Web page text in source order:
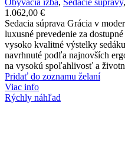
Obývacia izba, Sedacie súpravy,
1.062,00 €
Sedacia súprava Grácia v
luxusné prevedenie za
vysoko kvalitné výstelky
navrhnuté podľa najnovších
na vysokú spoľahlivosť a
Pridať do zoznamu želaní
Viac info
Rýchly náhľad